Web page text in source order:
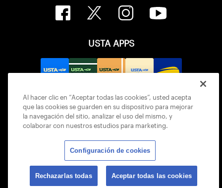
USTA APPS
© 2026 USTA ALL RIGHTS RESERVED
Al hacer clic en “Aceptar todas las cookies”, usted acepta
que las cookies se guarden en su dispositivo para mejorar
la navegación del sitio, analizar el uso del mismo, y
colaborar con nuestros estudios para marketing.
Configuración de cookies
Rechazarlas todas Aceptar todas las cookies